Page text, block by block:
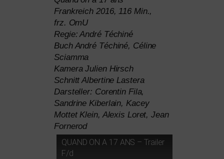
Frankreich 2016, 116 Min.,
frz. OmU
Regie: André Téchiné
Buch André Téchiné, Céline
Sciamma
Kamera Julien Hirsch
Schnitt Albertine Lastera
Darsteller: Corentin Fila,
Sandrine Kiberlain, Kacey
Mottet Klein, Alexis Loret, Jean
Fornerod
QUAND ON A 17 ANS – Trailer
F/d